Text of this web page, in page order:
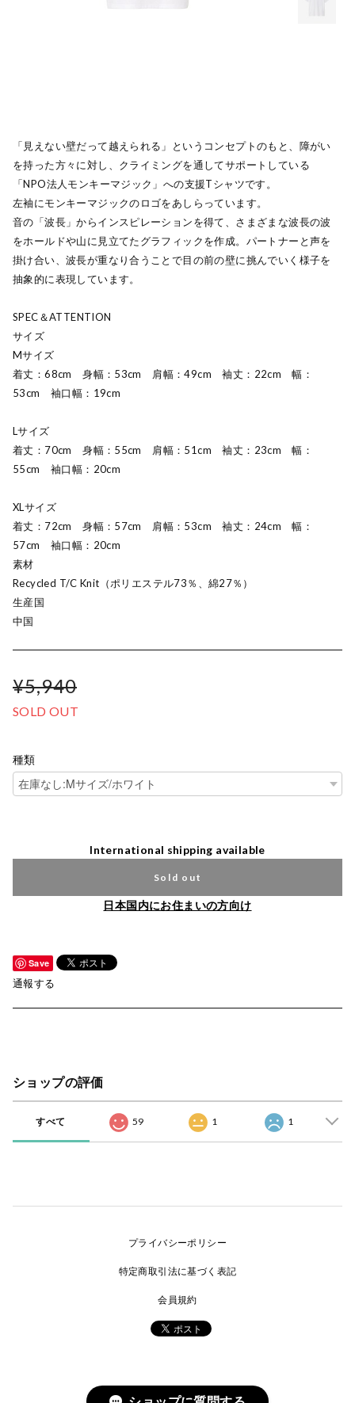
「見えない壁だって越えられる」というコンセプトのもと、障がい
を持った方々に対し、クライミングを通してサポートしている
「NPO法人モンキーマジック」への支援Tシャツです。
左袖にモンキーマジックのロゴをあしらっています。
音の「波長」からインスピレーションを得て、さまざまな波長の波
をホールドや山に見立てたグラフィックを作成。パートナーと声を
掛け合い、波長が重なり合うことで目の前の壁に挑んでいく様子を
抽象的に表現しています。
SPEC＆ATTENTION
サイズ
Mサイズ
着丈：68cm 身幅：53cm 肩幅：49cm 袖丈：22cm 幅：
53cm 袖口幅：19cm
Lサイズ
着丈：70cm 身幅：55cm 肩幅：51cm 袖丈：23cm 幅：
55cm 袖口幅：20cm
XLサイズ
着丈：72cm 身幅：57cm 肩幅：53cm 袖丈：24cm 幅：
57cm 袖口幅：20cm
素材
Recycled T/C Knit（ポリエステル73％、綿27％）
生産国
中国
¥5,940
SOLD OUT
種類
International shipping available
Sold out
日本国内にお住まいの方向け
Save
通報する
ショップの評価
すべて 59 1 1
プライバシーポリシー
特定商取引法に基づく表記
会員規約